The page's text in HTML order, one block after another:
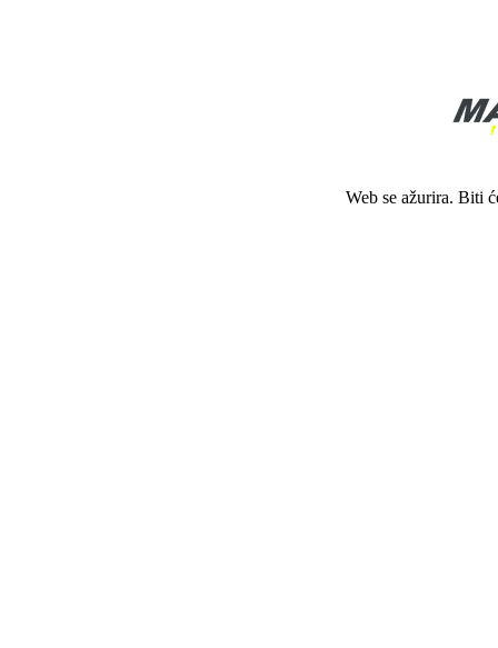
Web se ažurira. Biti